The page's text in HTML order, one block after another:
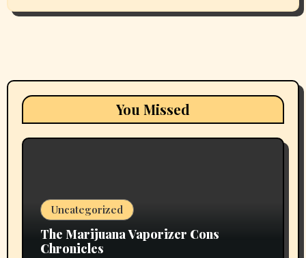
You Missed
Uncategorized
The Marijuana Vaporizer Cons
Chronicles